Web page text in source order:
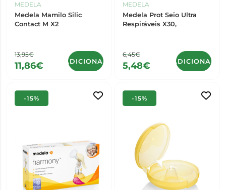
MEDELA
Medela Mamilo Silic
Contact M X2
13,95€
11,86€ ADICIONAR
MEDELA
Medela Prot Seio Ultra
Respiráveis X30,
6,45€
5,48€ ADICIONAR
-15% -15%